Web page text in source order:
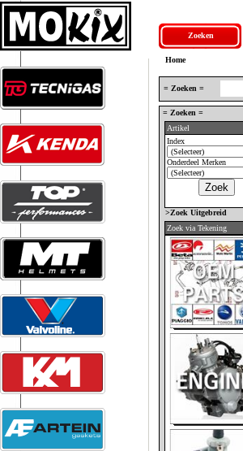
Zoeken
Home
= Zoeken =
= Zoeken =
Artikel
Index
Onderdeel Merken
>Zoek Uitgebreid
Zoek via Tekening